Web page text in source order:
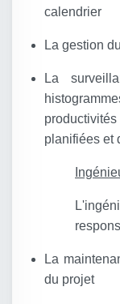
calendrier
La gestion
La
planifiées et
La
du projet